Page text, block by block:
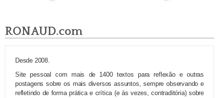
RONAUD.com
Desde 2008.
Site pessoal com mais de 1400 textos para reflexão e outras
postagens sobre os mais diversos assuntos, sempre observando e
refletindo de forma prática e crítica (e às vezes, contraditória) sobre